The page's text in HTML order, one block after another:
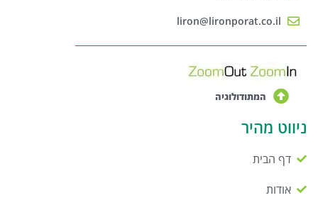
liron@lironporat.co.il
המתודולוגיה
ניווט מהיר
דף הבית
אודות